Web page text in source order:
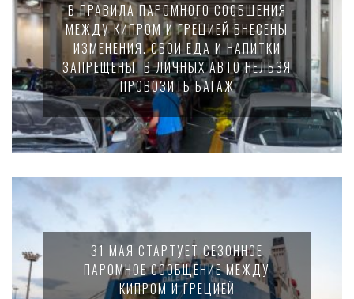
В ПРАВИЛА ПАРОМНОГО СООБЩЕНИЯ
МЕЖДУ КИПРОМ И ГРЕЦИЕЙ ВНЕСЕНЫ
ИЗМЕНЕНИЯ. СВОИ ЕДА И НАПИТКИ
ЗАПРЕЩЕНЫ. В ЛИЧНЫХ АВТО НЕЛЬЗЯ
ПРОВОЗИТЬ БАГАЖ
31 МАЯ СТАРТУЕТ СЕЗОННОЕ
ПАРОМНОЕ СООБЩЕНИЕ МЕЖДУ
КИПРОМ И ГРЕЦИЕЙ